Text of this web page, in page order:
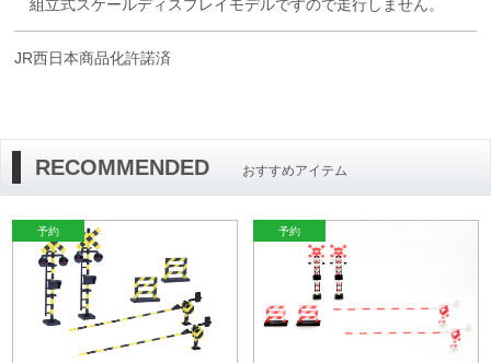
組立式スケールディスプレイモデルですので走行しません。
JR西日本商品化許諾済
RECOMMENDED おすすめアイテム